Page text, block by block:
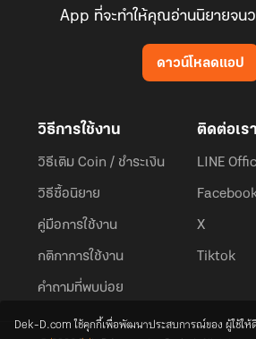
App ที่จะทำให้คุณอ่านนิยายจน
ดาวน์โหลดแอป
วิธีการใช้งาน
วิธีเติม Coin / ชำระเงิน
วิธีซื้อนิยาย
คู่มือการใช้งาน
กติกาการใช้งาน
คำถามที่พบบ่อย
ติดต่อเรา
LINE
X
Tiktok
Dek-D.com ใช้คุกกี้เพื่อพัฒนาประสบการณ์ของ ผู้ใช้ให้